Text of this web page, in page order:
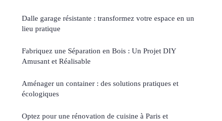
Dalle garage résistante : transformez votre espace en un
lieu pratique
Fabriquez une Séparation en Bois : Un Projet DIY
Amusant et Réalisable
Aménager un container : des solutions pratiques et
écologiques
Optez pour une rénovation de cuisine à Paris et